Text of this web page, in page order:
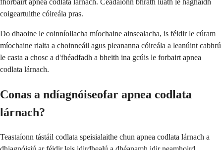
coigeartuithe cóireála pras.
Do dhaoine le coinníollacha míochaine ainsealacha, is féidir le cúram
míochaine rialta a choinneáil agus pleananna cóireála a leanúint cabhrú
le casta a chosc a d'fhéadfadh a bheith ina gcúis le forbairt apnea
codlata lárnach.
Conas a ndíagnóiseofar apnea codlata
lárnach?
Teastaíonn tástáil codlata speisialaithe chun apnea codlata lárnach a